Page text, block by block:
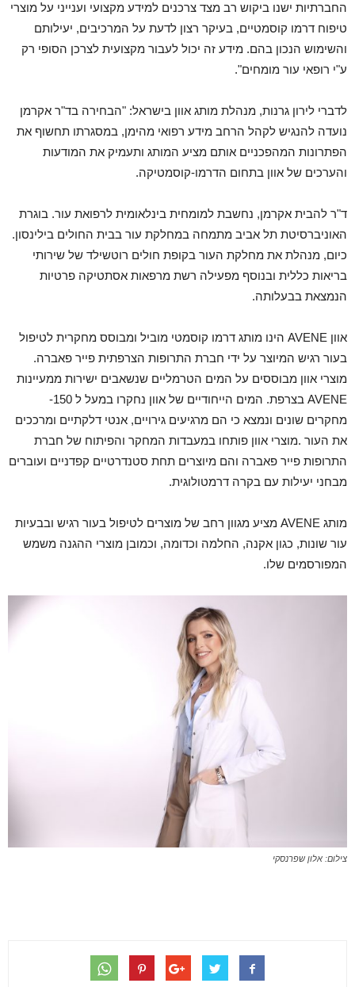
החברתיות ישנו ביקוש רב מצד צרכנים למידע מקצועי וענייני על מוצרי
טיפוח דרמו קוסמטיים, בעיקר רצון לדעת על המרכיבים, יעילותם
והשימוש הנכון בהם. מידע זה יכול לעבור מקצועית לצרכן הסופי רק
ע"י רופאי עור מומחים".
לדברי לירון גרנות, מנהלת מותג אוון בישראל: "הבחירה בד"ר אקרמן
נועדה להנגיש לקהל הרחב מידע רפואי מהימן, במסגרתו תחשוף את
הפתרונות המהפכניים אותם מציע המותג ותעמיק את המודעות
והערכים של אוון בתחום הדרמו-קוסמטיקה.
ד"ר להבית אקרמן, נחשבת למומחית בינלאומית לרפואת עור. בוגרת
האוניברסיטת תל אביב מתמחה במחלקת עור בבית החולים בילינסון.
כיום, מנהלת את מחלקת העור בקופת חולים רוטשילד של שירותי
בריאות כללית ובנוסף מפעילה רשת מרפאות אסתטיקה פרטיות
הנמצאת בבעלותה.
אוון AVENE הינו מותג דרמו קוסמטי מוביל ומבוסס מחקרית לטיפול
בעור רגיש המיוצר על ידי חברת התרופות הצרפתית פייר פאברה.
מוצרי אוון מבוססים על המים הטרמליים שנשאבים ישירות ממעיינות
AVENE בצרפת. המים הייחודיים של אוון נחקרו במעל ל 150-
מחקרים שונים ונמצא כי הם מרגיעים גירויים, אנטי דלקתיים ומרככים
את העור .מוצרי אוון פותחו במעבדות המחקר והפיתוח של חברת
התרופות פייר פאברה והם מיוצרים תחת סטנדרטיים קפדניים ועוברים
מבחני יעילות עם בקרה דרמטולוגית.
מותג AVENE מציע מגוון רחב של מוצרים לטיפול בעור רגיש ובבעיות
עור שונות, כגון אקנה, החלמה וכדומה, וכמובן מוצרי ההגנה משמש
המפורסמים שלו.
צילום: אלון שפרנסקי